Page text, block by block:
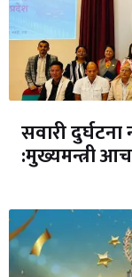
सवारी
:मुख्यमन्त्री